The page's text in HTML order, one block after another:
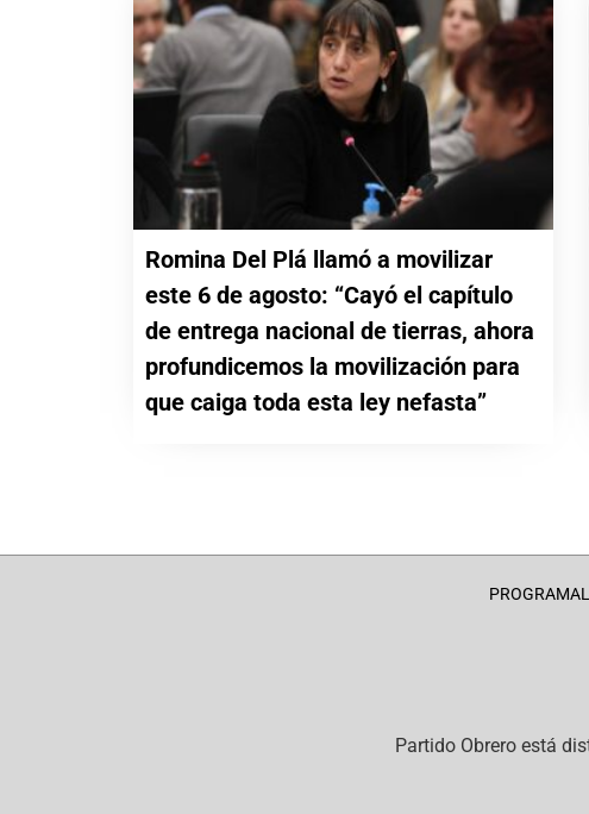
Romina Del Plá llamó a movilizar
este 6 de agosto: “Cayó el capítulo
de entrega nacional de tierras, ahora
profundicemos la movilización para
que caiga toda esta ley nefasta”
PROGRAMA
Partido Obrero está